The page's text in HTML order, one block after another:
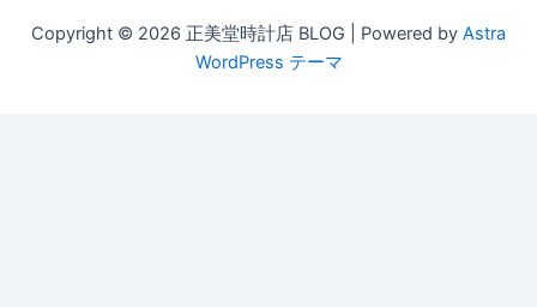
Copyright © 2026 正美堂時計店 BLOG | Powered by Astra
WordPress テーマ